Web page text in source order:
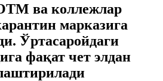
ва коллежлар
марказига
Ўртасаройдаги
фақат чет элдан